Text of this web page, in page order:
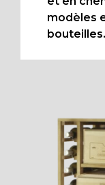
modèles
bouteilles.